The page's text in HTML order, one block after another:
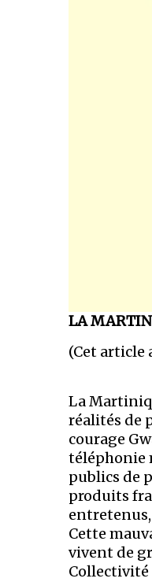
LA
(Cet article
La
réalités de
courage
téléphonie
publics de
produits
Cette
vivent de